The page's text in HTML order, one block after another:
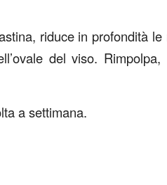
riduce in profondità
del viso.
a settimana.